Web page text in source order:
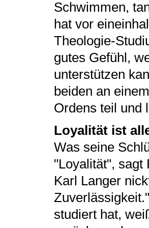
Schwimmen,
hat vor
Theologie-
gutes Gefühl,
unterstützen
beiden an
Ordens teil und
Loyalität ist
Was seine
"Loyalität", sagt
Karl Langer
studiert hat,